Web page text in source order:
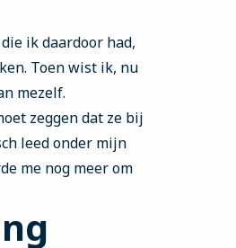
ik daardoor had,
Toen wist ik, nu
mezelf.
zeggen dat ze bij
leed onder mijn
me nog meer om